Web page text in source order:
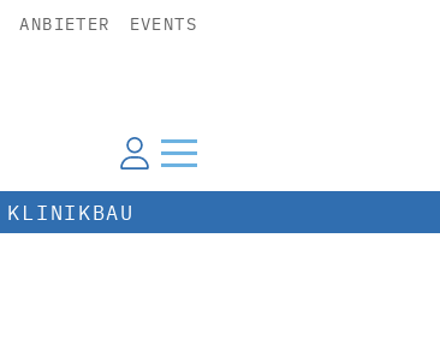
ANBIETER EVENTS
KLINIKBAU